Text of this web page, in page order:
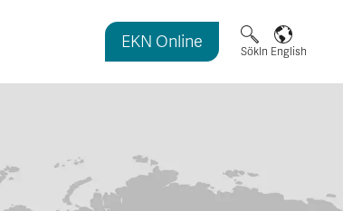
EKN Online SökIn English